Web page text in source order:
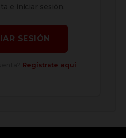
SESIÓN
Regístrate aquí